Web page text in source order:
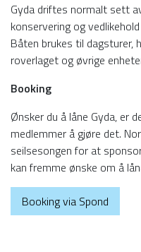
Gyda driftes normalt sett
konservering og
Båten brukes til dagsturer,
roverlaget og øvrige
Booking
Ønsker du å låne Gyda, er
medlemmer å gjøre det.
seilsesongen for at
kan fremme ønske om å
Booking via Spond